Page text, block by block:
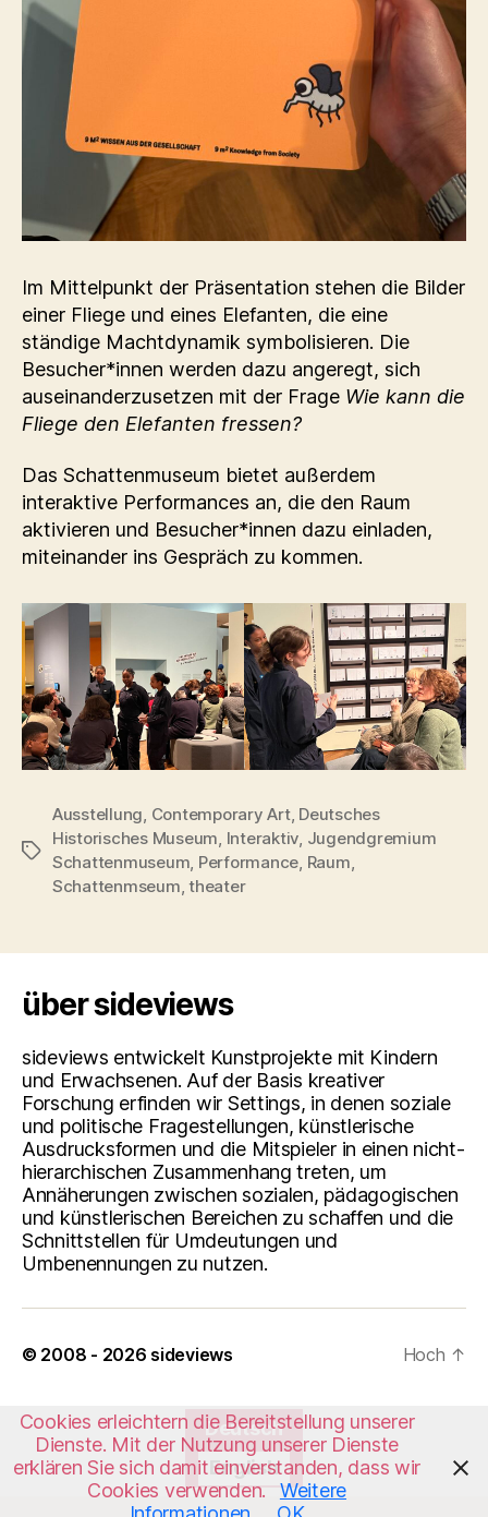
Im Mittelpunkt der Präsentation stehen die Bilder
einer Fliege und eines Elefanten, die eine
ständige Machtdynamik symbolisieren. Die
Besucher*innen werden dazu angeregt, sich
auseinanderzusetzen mit der Frage Wie kann die
Fliege den Elefanten fressen?
Das Schattenmuseum bietet außerdem
interaktive Performances an, die den Raum
aktivieren und Besucher*innen dazu einladen,
miteinander ins Gespräch zu kommen.
Schlagwörter
Ausstellung, Contemporary Art, Deutsches
Historisches Museum, Interaktiv, Jugendgremium
Schattenmuseum, Performance, Raum,
Schattenmseum,theater
über sideviews
sideviews entwickelt Kunstprojekte mit Kindern
und Erwachsenen. Auf der Basis kreativer
Forschung erfinden wir Settings, in denen soziale
und politische Fragestellungen, künstlerische
Ausdrucksformen und die Mitspieler in einen nicht-
hierarchischen Zusammenhang treten, um
Annäherungen zwischen sozialen, pädagogischen
und künstlerischen Bereichen zu schaffen und die
Schnittstellen für Umdeutungen und
Umbenennungen zu nutzen.
© 2008 - 2026 sideviews Hoch ↑
Deutsch
English
Cookies erleichtern die Bereitstellung unserer
Dienste. Mit der Nutzung unserer Dienste
erklären Sie sich damit einverstanden, dass wir
Cookies verwenden.
Weitere